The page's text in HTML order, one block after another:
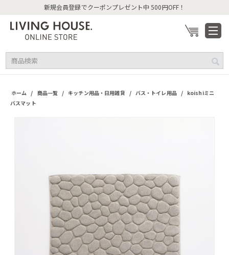
新規会員登録でクーポンプレゼント中 500円OFF！
ホーム / 商品一覧 / キッチン用品・日用雑貨 / バス・トイレ用品 /
koishiミニ
バスマット